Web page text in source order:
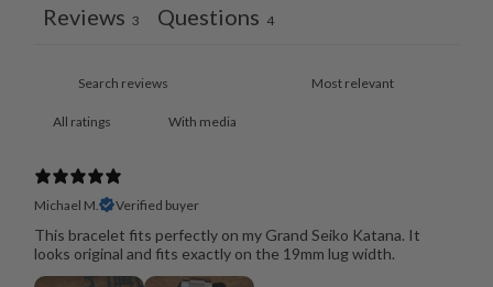
Reviews 3 Questions 4
With media
Michael M. Verified buyer
This bracelet fits perfectly on my Grand Seiko Katana. It
looks original and fits exactly on the 19mm lug width.